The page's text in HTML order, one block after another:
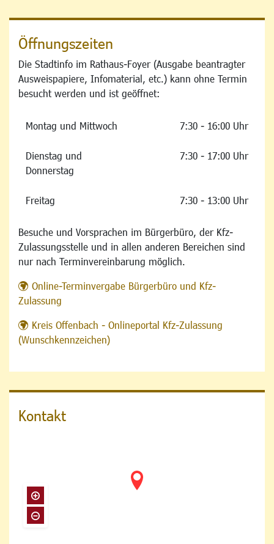
Öffnungszeiten
Die Stadtinfo im Rathaus-Foyer (Ausgabe beantragter
Ausweispapiere, Infomaterial, etc.) kann ohne Termin
besucht werden und ist geöffnet:
Montag und Mittwoch 7:30 - 16:00 Uhr
Dienstag und
Donnerstag
7:30 - 17:00 Uhr
Freitag 7:30 - 13:00 Uhr
Besuche und Vorsprachen im Bürgerbüro, der Kfz-
Zulassungsstelle und in allen anderen Bereichen sind
nur nach Terminvereinbarung möglich.
Online-Terminvergabe Bürgerbüro und Kfz-
Zulassung
Kreis Offenbach - Onlineportal Kfz-Zulassung
(Wunschkennzeichen)
Kontakt